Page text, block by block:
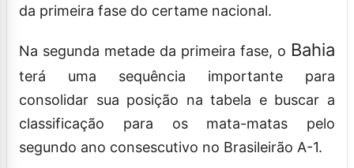
da primeira fase do certame nacional.
Na segunda metade da primeira fase, o Bahia
terá uma sequência importante para
consolidar sua posição na tabela e buscar a
classificação para os mata-matas pelo
segundo ano consescutivo no Brasileirão A-1.